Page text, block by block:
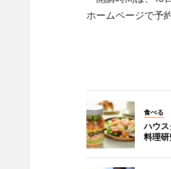
ホームページで予
食べる
ハウス
料理研